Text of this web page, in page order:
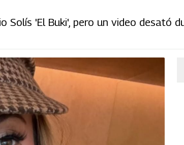
Solís 'El Buki', pero un video desató